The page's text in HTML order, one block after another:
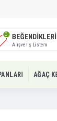
Alışveriş Listem
0
AĞAÇ